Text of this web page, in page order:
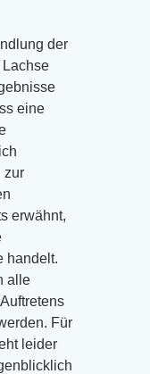
der
eine
zur
erwähnt,
handelt.
alle
Für
leider